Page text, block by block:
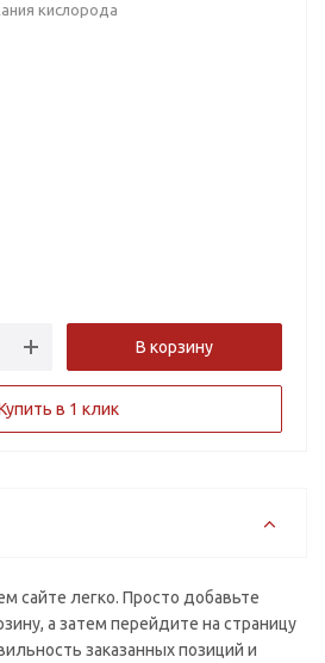
+1.25
+4.75
+5.25
+5.75
кислорода
В корзину
в 1 клик
сайте легко. Просто добавьте
а затем перейдите на страницу
заказанных позиций и